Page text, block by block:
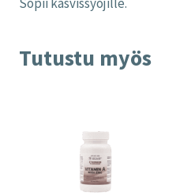
Sopii kasvissyöjille.
Tutustu myös